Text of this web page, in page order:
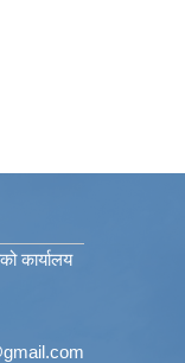
कार्यालय